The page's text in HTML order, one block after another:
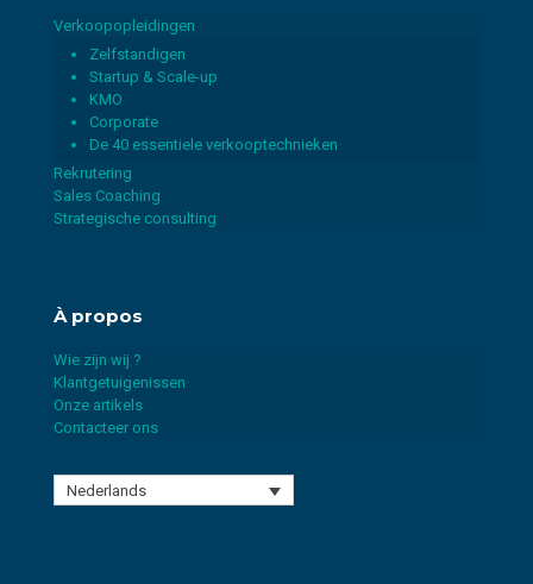
Verkoopopleidingen
Zelfstandigen
Startup & Scale-up
KMO
Corporate
De 40 essentiele verkooptechnieken
Rekrutering
Sales Coaching
Strategische consulting
À propos
Wie zijn wij ?
Klantgetuigenissen
Onze artikels
Contacteer ons
Nederlands